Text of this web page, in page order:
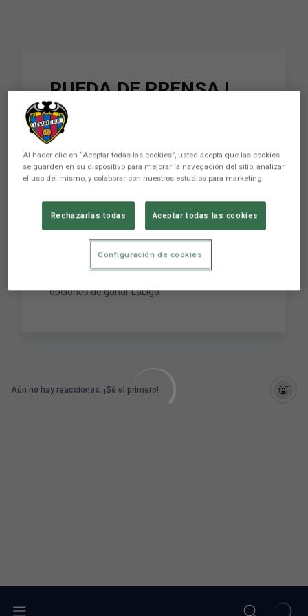
RUEDA DE PRENSA |
Paco López: "Vamos a
tener delante a un
equipo que aún tiene
opciones de ganar
LaLiga"
RUEDA DE PRENSA | Paco López: "Vamos a
opciones de ganar LaLiga"
Aún no hay reacciones. ¡Sé el primero!
Al hacer clic en “Aceptar todas las cookies”, usted acepta que las cookies
se guarden en su dispositivo para mejorar la navegación del sitio, analizar
el uso del mismo, y colaborar con nuestros estudios para marketing.
Rechazarlas todas Aceptar todas las cookies
Configuración de cookies